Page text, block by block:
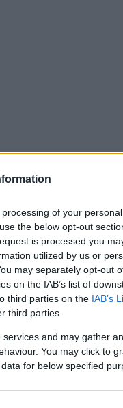
of your
the below opt-out
is processed you
utilized by us or
may separately opt-out
on the IAB’s list of
third parties on the IAB’s
third parties.
and may gather
You may click to
for below specified